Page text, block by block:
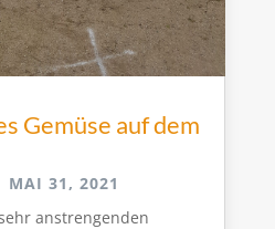
Gemüse auf dem
MAI 31, 2021
anstrengenden